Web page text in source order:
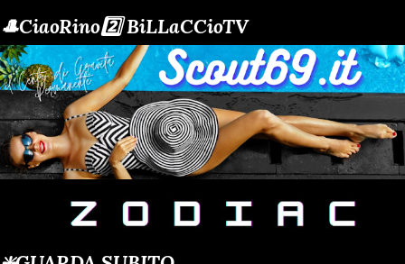
🎩CiaoRino2️⃣ BiLLaCCioTV